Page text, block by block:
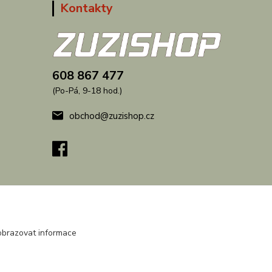
Kontakty
608 867 477
(Po-Pá, 9-18 hod.)
obchod@zuzishop.cz
informace